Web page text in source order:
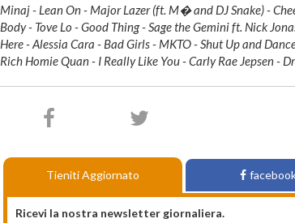
Minaj - Lean On - Major Lazer (ft. M� and DJ Snake) -
Body - Tove Lo - Good Thing - Sage the Gemini ft. Nick
Here - Alessia Cara - Bad Girls - MKTO - Shut Up and
Rich Homie Quan - I Really Like You - Carly Rae Jepsen -
Tieniti Aggiornato
Ricevi la nostra newsletter giornaliera.